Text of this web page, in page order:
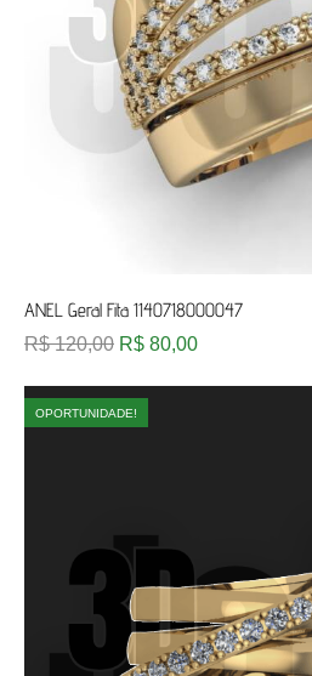
ANEL Geral Fita 1140718000047
R$120,00 R$ 80,00
OPORTUNIDADE!